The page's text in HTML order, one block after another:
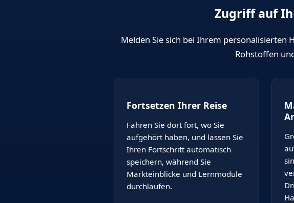
Zugriff auf
Melden Sie sich bei Ihrem personalisierten
Rohstoffen
Fortsetzen Ihrer Reise
Fahren Sie dort fort, wo Sie
aufgehört haben, und lassen Sie
Ihren Fortschritt automatisch
speichern, während Sie
Markteinblicke und Lernmodule
durchlaufen.